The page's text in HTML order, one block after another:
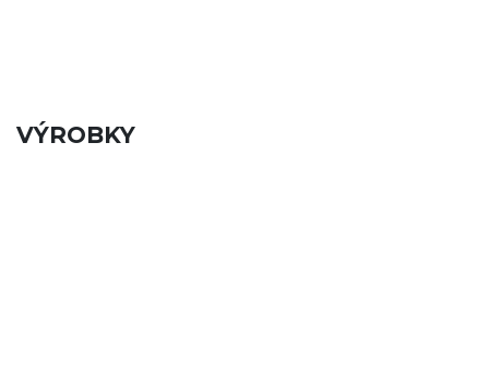
VÝROBKY